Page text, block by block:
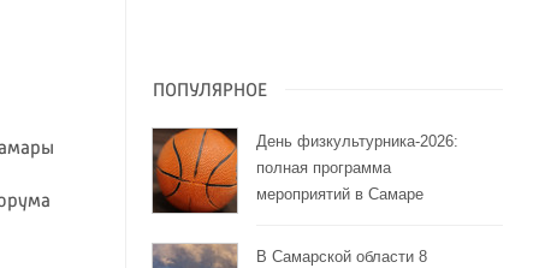
ПОПУЛЯРНОЕ
День физкультурника-2026:
полная программа
мероприятий в Самаре
В Самарской области 8